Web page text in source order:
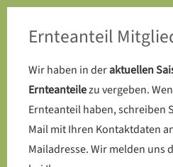
Endlich: Die
wird auf dem
Mehr
Ernteanteil
Wir haben in deraktuellen
Ernteanteilezu vergeben.
Ernteanteil haben, schreiben
Mail mit Ihren Kontaktdaten
Mailadresse. Wir melden uns